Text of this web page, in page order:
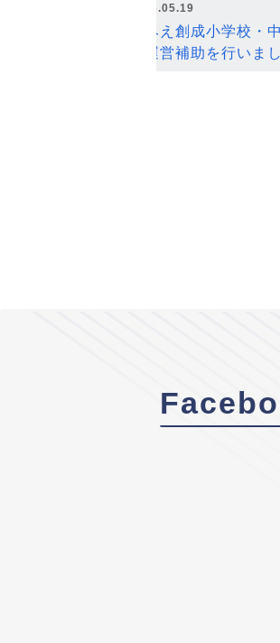
2026.05.19
なみえ創成小学校・
の運営補助を行いま